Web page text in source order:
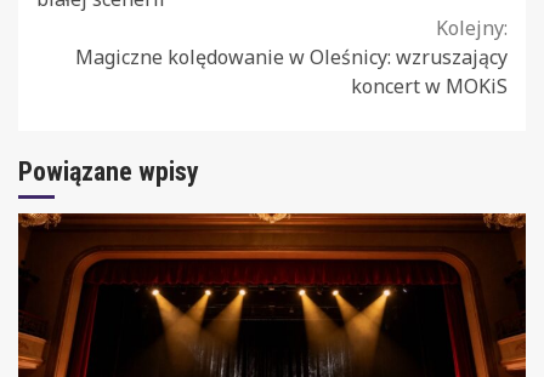
Kolejny:
Magiczne kolędowanie w Oleśnicy: wzruszający
koncert w MOKiS
Powiązane wpisy